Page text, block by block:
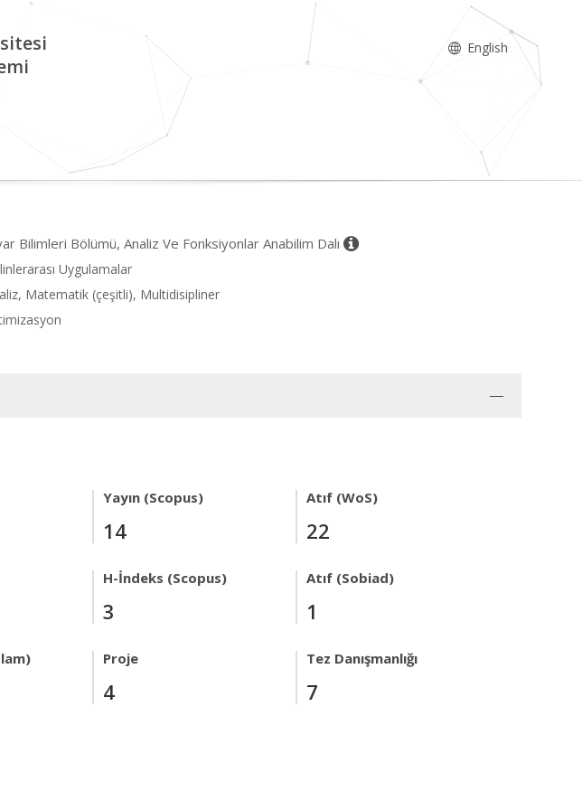
English
Bilimleri Bölümü, Analiz Ve Fonksiyonlar Anabilim Dalı
Uygulamalar
Matematik (çeşitli), Multidisipliner
Yayın (Scopus)
14
Atıf (WoS)
22
H-İndeks (Scopus)
3
Atıf (Sobiad)
1
Proje
4
Tez Danışmanlığı
7